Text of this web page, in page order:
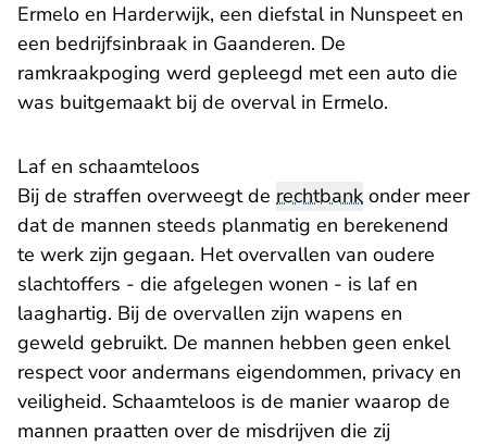
Ermelo en Harderwijk, een diefstal in Nunspeet en
een bedrijfsinbraak in Gaanderen. De
ramkraakpoging werd gepleegd met een auto die
was buitgemaakt bij de overval in Ermelo.
Laf en schaamteloos
Bij de straffen overweegt de rechtbank onder meer
dat de mannen steeds planmatig en berekenend
te werk zijn gegaan. Het overvallen van oudere
slachtoffers - die afgelegen wonen - is laf en
laaghartig. Bij de overvallen zijn wapens en
geweld gebruikt. De mannen hebben geen enkel
respect voor andermans eigendommen, privacy en
veiligheid. Schaamteloos is de manier waarop de
mannen praatten over de misdrijven die zij